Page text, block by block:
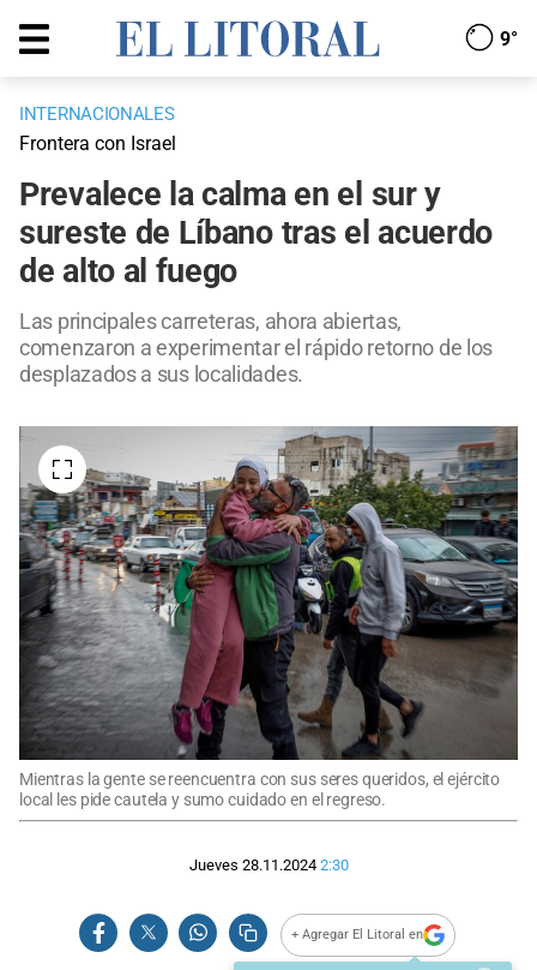
9°
INTERNACIONALES
Frontera con Israel
Prevalece la calma en el sur y
sureste de Líbano tras el acuerdo
de alto al fuego
Las principales carreteras, ahora abiertas,
comenzaron a experimentar el rápido retorno de los
desplazados a sus localidades.
Mientras la gente se reencuentra con sus seres queridos, el ejército
local les pide cautela y sumo cuidado en el regreso.
Jueves 28.11.2024 2:30
+ Agregar El Litoral en